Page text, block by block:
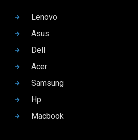
Lenovo
Asus
Dell
Acer
Samsung
Hp
Macbook